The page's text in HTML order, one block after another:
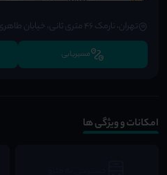
تهران، نارمک ۴۶ متری ثانی، خیابان طاهری، پلاک ۱۷۶ زنگ اول .
مسیریابی
امکانات و ویژگی ها